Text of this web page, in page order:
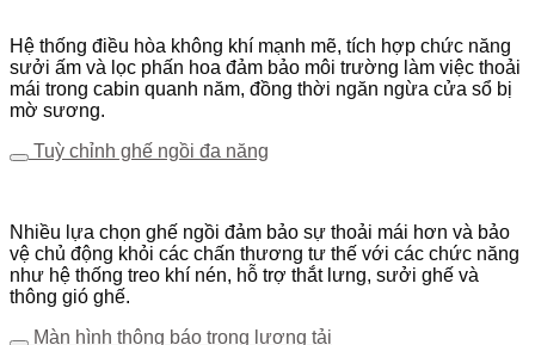
Hệ thống điều hòa không khí mạnh mẽ, tích hợp chức năng
sưởi ấm và lọc phấn hoa đảm bảo môi trường làm việc thoải
mái trong cabin quanh năm, đồng thời ngăn ngừa cửa sổ bị
mờ sương.
Tuỳ chỉnh ghế ngồi đa năng
Nhiều lựa chọn ghế ngồi đảm bảo sự thoải mái hơn và bảo
vệ chủ động khỏi các chấn thương tư thế với các chức năng
như hệ thống treo khí nén, hỗ trợ thắt lưng, sưởi ghế và
thông gió ghế.
Màn hình thông báo trọng lượng tải